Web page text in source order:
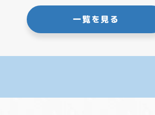
一覧を見る